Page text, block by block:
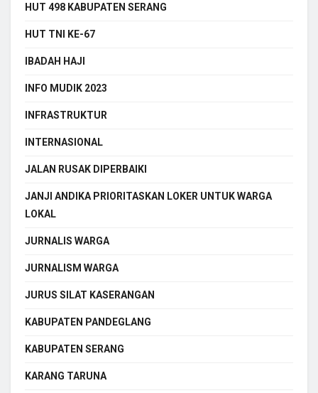
HUT 498 KABUPATEN SERANG
HUT TNI KE-67
IBADAH HAJI
INFO MUDIK 2023
INFRASTRUKTUR
INTERNASIONAL
JALAN RUSAK DIPERBAIKI
JANJI ANDIKA PRIORITASKAN LOKER UNTUK WARGA
LOKAL
JURNALIS WARGA
JURNALISM WARGA
JURUS SILAT KASERANGAN
KABUPATEN PANDEGLANG
KABUPATEN SERANG
KARANG TARUNA